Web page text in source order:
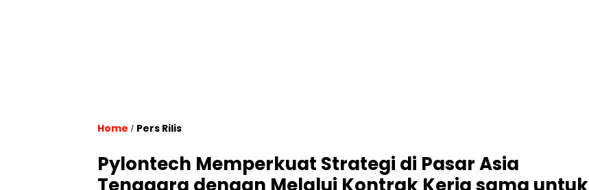
Home / Pers Rilis
Pylontech Memperkuat Strategi di Pasar Asia